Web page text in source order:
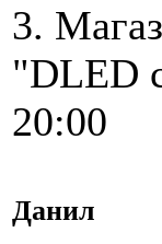
3.
"DLED
20:00
Данил